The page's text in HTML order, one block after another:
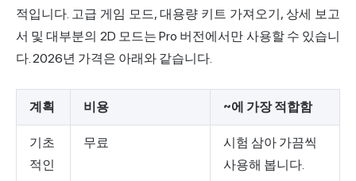
적입니다. 고급 게임 모드, 대용량 키트 가져오기, 상세 보고
서 및 대부분의 2D 모드는 Pro 버전에서만 사용할 수 있습니
다. 2026년 가격은 아래와 같습니다.
계획 비용 ~에 가장 적합함
기초
적인
무료
시험 삼아 가끔씩
사용해 봅니다.